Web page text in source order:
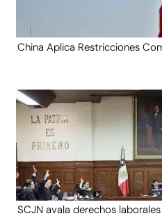
China Aplica Restricciones
SCJN avala derechos